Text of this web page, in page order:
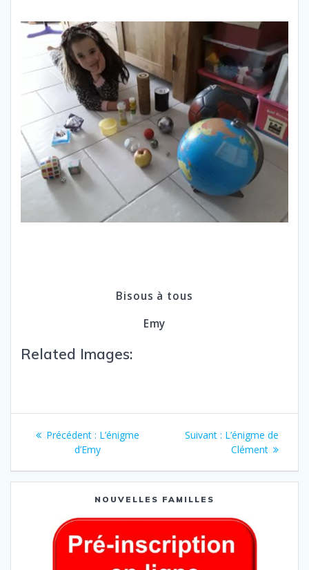
Bisous à tous
Emy
Related Images:
Précédent : L’énigme
d’Emy
Suivant : L’énigme de
Clément
NOUVELLES FAMILLES